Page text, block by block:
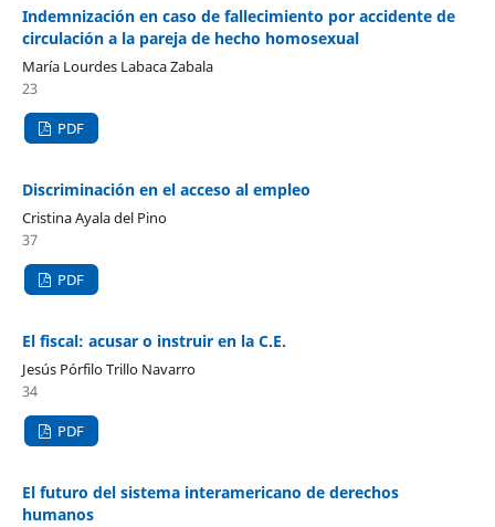
Indemnización en caso de fallecimiento por accidente de
circulación a la pareja de hecho homosexual
María Lourdes Labaca Zabala
23
PDF
Discriminación en el acceso al empleo
Cristina Ayala del Pino
37
PDF
El fiscal: acusar o instruir en la C.E.
Jesús Pórfilo Trillo Navarro
34
PDF
El futuro del sistema interamericano de derechos
humanos